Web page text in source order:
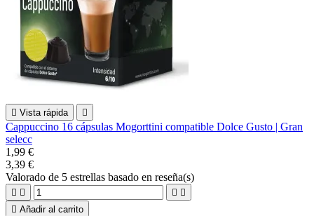
 Vista rápida 
Cappuccino 16 cápsulas Mogorttini compatible Dolce Gusto | Gran
selecc
1,99 €
3,39 €
Valorado de 5 estrellas basado en reseña(s)
   
 Añadir al carrito